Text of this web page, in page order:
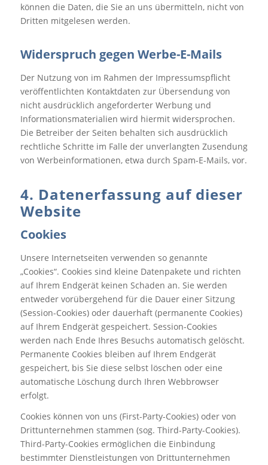
können die Daten, die Sie an uns übermitteln, nicht von
Dritten mitgelesen werden.
Widerspruch gegen Werbe-E-Mails
Der Nutzung von im Rahmen der Impressumspflicht
veröffentlichten Kontaktdaten zur Übersendung von
nicht ausdrücklich angeforderter Werbung und
Informationsmaterialien wird hiermit widersprochen.
Die Betreiber der Seiten behalten sich ausdrücklich
rechtliche Schritte im Falle der unverlangten Zusendung
von Werbeinformationen, etwa durch Spam-E-Mails, vor.
4. Datenerfassung auf dieser
Website
Cookies
Unsere Internetseiten verwenden so genannte
„Cookies“. Cookies sind kleine Datenpakete und richten
auf Ihrem Endgerät keinen Schaden an. Sie werden
entweder vorübergehend für die Dauer einer Sitzung
(Session-Cookies) oder dauerhaft (permanente Cookies)
auf Ihrem Endgerät gespeichert. Session-Cookies
werden nach Ende Ihres Besuchs automatisch gelöscht.
Permanente Cookies bleiben auf Ihrem Endgerät
gespeichert, bis Sie diese selbst löschen oder eine
automatische Löschung durch Ihren Webbrowser
erfolgt.
Cookies können von uns (First-Party-Cookies) oder von
Drittunternehmen stammen (sog. Third-Party-Cookies).
Third-Party-Cookies ermöglichen die Einbindung
bestimmter Dienstleistungen von Drittunternehmen